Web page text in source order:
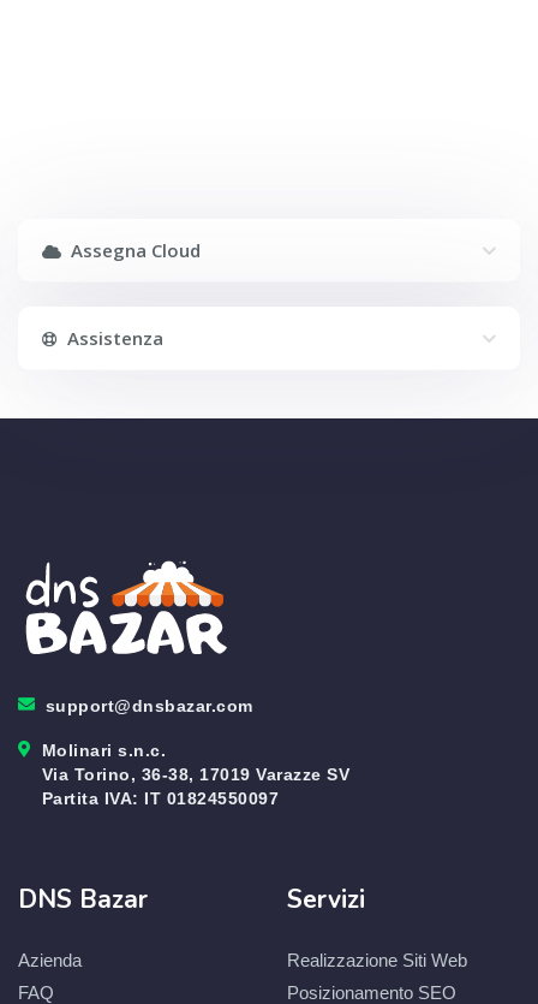
Assegna Cloud
Assistenza
support@dnsbazar.com
Molinari s.n.c.
Via Torino, 36-38, 17019 Varazze SV
Partita IVA: IT 01824550097
DNS Bazar
Azienda
FAQ
Servizi
Realizzazione Siti Web
Posizionamento SEO